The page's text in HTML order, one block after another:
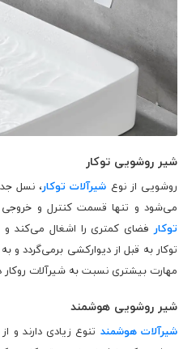
شیر روشویی توکار
روشویی از نوع شیرآلات توکار، نسل
می‌شود و تنها قسمت کنترل و
توکار فضای کمتری را اشغال می‌کند
توکار به قبل از دیوارکشی برمی‌گردد و
مهارت بیشتری نسبت به شیرآلات روکار
شیر روشویی هوشمند
شیرآلات هوشمند تنوع زیادی دارند